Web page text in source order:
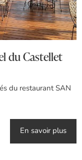
du Castellet
du restaurant SAN
En savoir plus